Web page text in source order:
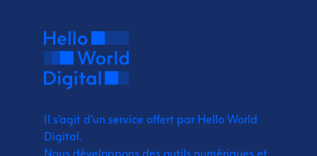
Il s'agit d'un service offert par Hello World
Digital.